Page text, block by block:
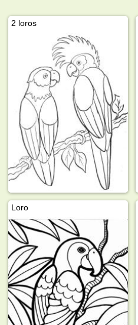
2 loros
Loro